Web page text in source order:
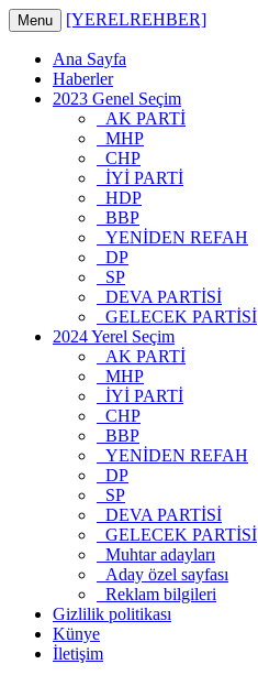
Menu [YERELREHBER]
Ana Sayfa
Haberler
2023 Genel Seçim
AK PARTİ
MHP
CHP
İYİ PARTİ
HDP
BBP
YENİDEN REFAH
DP
SP
DEVA PARTİSİ
GELECEK PARTİSİ
2024 Yerel Seçim
AK PARTİ
MHP
İYİ PARTİ
CHP
BBP
YENİDEN REFAH
DP
SP
DEVA PARTİSİ
GELECEK PARTİSİ
Muhtar adayları
Aday özel sayfası
Reklam bilgileri
Gizlilik politikası
Künye
İletişim